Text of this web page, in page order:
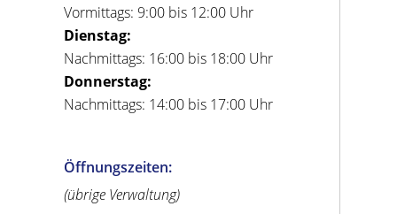
Vormittags: 9:00 bis 12:00 Uhr
Dienstag:
Nachmittags: 16:00 bis 18:00 Uhr
Donnerstag:
Nachmittags: 14:00 bis 17:00 Uhr
Öffnungszeiten:
(übrige Verwaltung)